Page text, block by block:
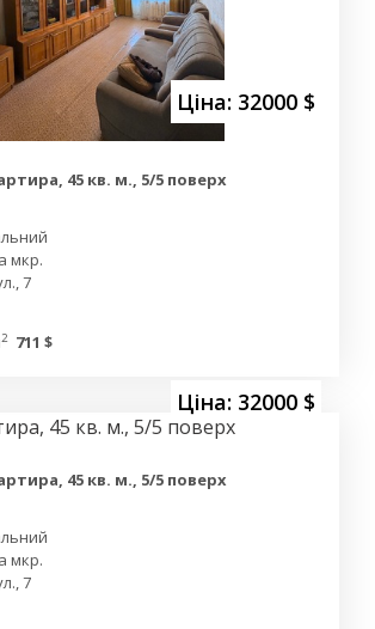
Ціна: 32000 $
45 кв. м., 5/5 поверх
мкр.
7
2 711 $
Ціна: 32000 $
45 кв. м., 5/5 поверх
мкр.
7